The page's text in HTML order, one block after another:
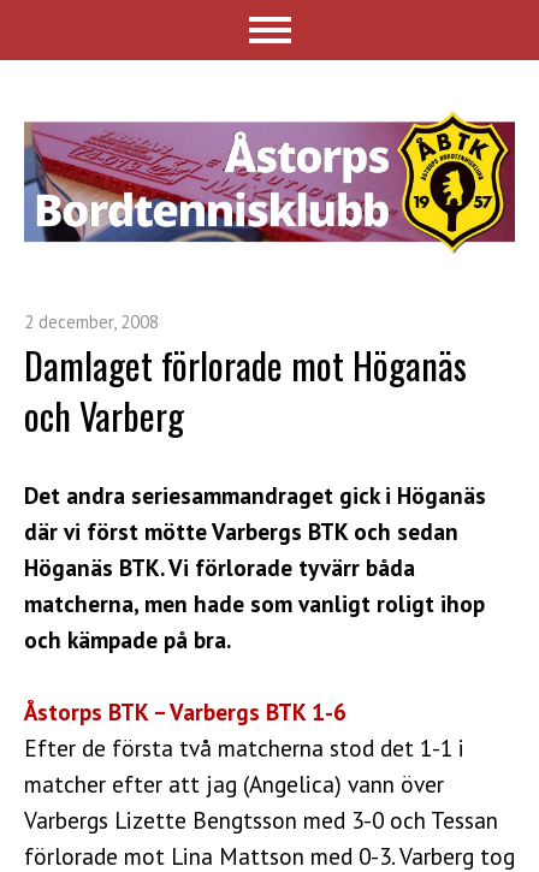
2 december, 2008
Damlaget förlorade mot Höganäs
och Varberg
Det andra seriesammandraget gick i Höganäs
där vi först mötte Varbergs BTK och sedan
Höganäs BTK. Vi förlorade tyvärr båda
matcherna, men hade som vanligt roligt ihop
och kämpade på bra.
Åstorps BTK – Varbergs BTK 1-6
Efter de första två matcherna stod det 1-1 i
matcher efter att jag (Angelica) vann över
Varbergs Lizette Bengtsson med 3-0 och Tessan
förlorade mot Lina Mattson med 0-3. Varberg tog